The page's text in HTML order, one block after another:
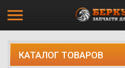
КАТАЛОГ ТОВАРОВ